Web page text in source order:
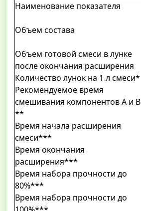
Наименование показателя
Объем состава
Объем готовой смеси в лунке
после окончания расширения
Количество лунок на 1 л смеси*
Рекомендуемое время
смешивания компонентов А и В
**
Время начала расширения
смеси***
Время окончания
расширения***
Время набора прочности до
80%***
Время набора прочности до